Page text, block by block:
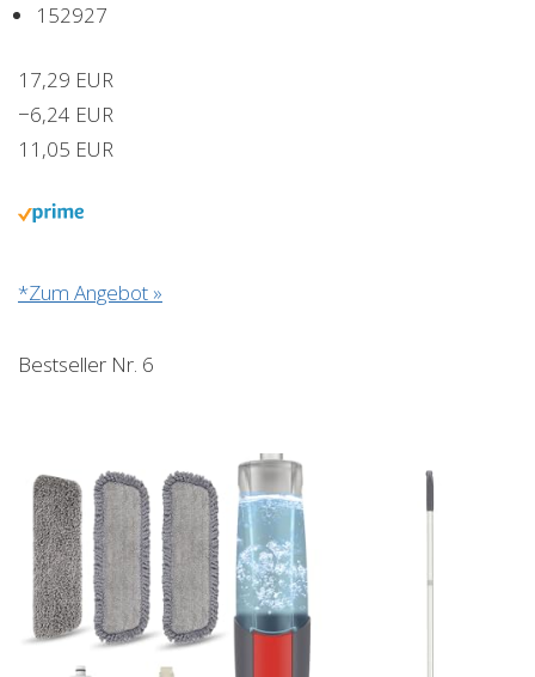
152927
17,29 EUR
−6,24 EUR
11,05 EUR
*Zum Angebot »
Bestseller Nr. 6